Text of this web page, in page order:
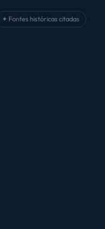
✦ Fontes históricas citadas